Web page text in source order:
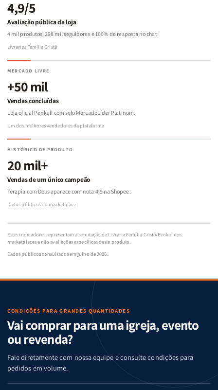
4,9/5
Avaliação pública da loja
4 mil produtos, 298 mil seguidores e 100% de resposta no chat.
Livrarias Família Cristã
MERCADO LIVRE
+50 mil
Vendas concluídas
Loja oficial Penkall com selo MercadoLíder Platinum.
Um dos melhores vendedores da plataforma
HISTÓRICO DE PRODUTO
20 mil+
Vendas de um único campeão
Terapia com Deus aparece com nota 4,9 na Shopee.
Dados públicos do marketplace
Estes indicadores representam a reputação da Livraria Família Cristã/Penkal nos
marketplaces e não avaliações específicas deste produto.
Dados públicos consultados em julho de 2026.
CONDIÇÕES PARA GRANDES QUANTIDADES
Vai comprar para uma igreja, evento
ou revenda?
Fale diretamente com nossa equipe e consulte condições para
pedidos em volume.